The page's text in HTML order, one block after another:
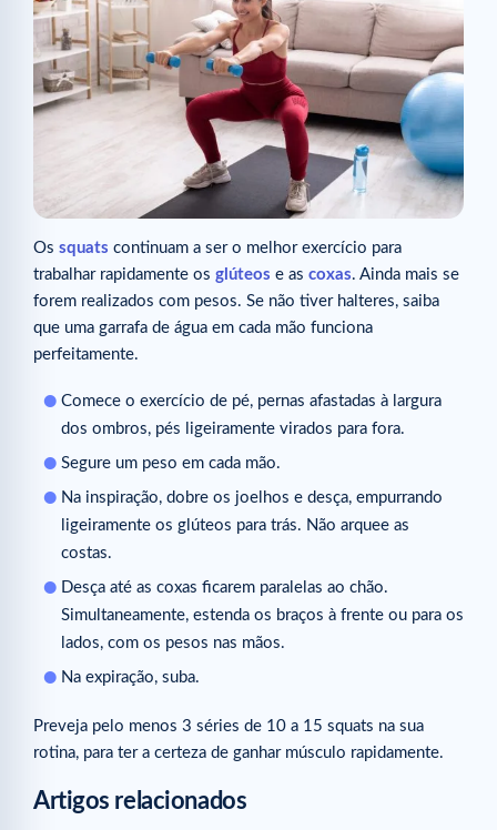
Os squats continuam a ser o melhor exercício para
trabalhar rapidamente os glúteos e as coxas. Ainda mais se
forem realizados com pesos. Se não tiver halteres, saiba
que uma garrafa de água em cada mão funciona
perfeitamente.
Comece o exercício de pé, pernas afastadas à largura
dos ombros, pés ligeiramente virados para fora.
Segure um peso em cada mão.
Na inspiração, dobre os joelhos e desça, empurrando
ligeiramente os glúteos para trás. Não arquee as
costas.
Desça até as coxas ficarem paralelas ao chão.
Simultaneamente, estenda os braços à frente ou para os
lados, com os pesos nas mãos.
Na expiração, suba.
Preveja pelo menos 3 séries de 10 a 15 squats na sua
rotina, para ter a certeza de ganhar músculo rapidamente.
Artigos relacionados